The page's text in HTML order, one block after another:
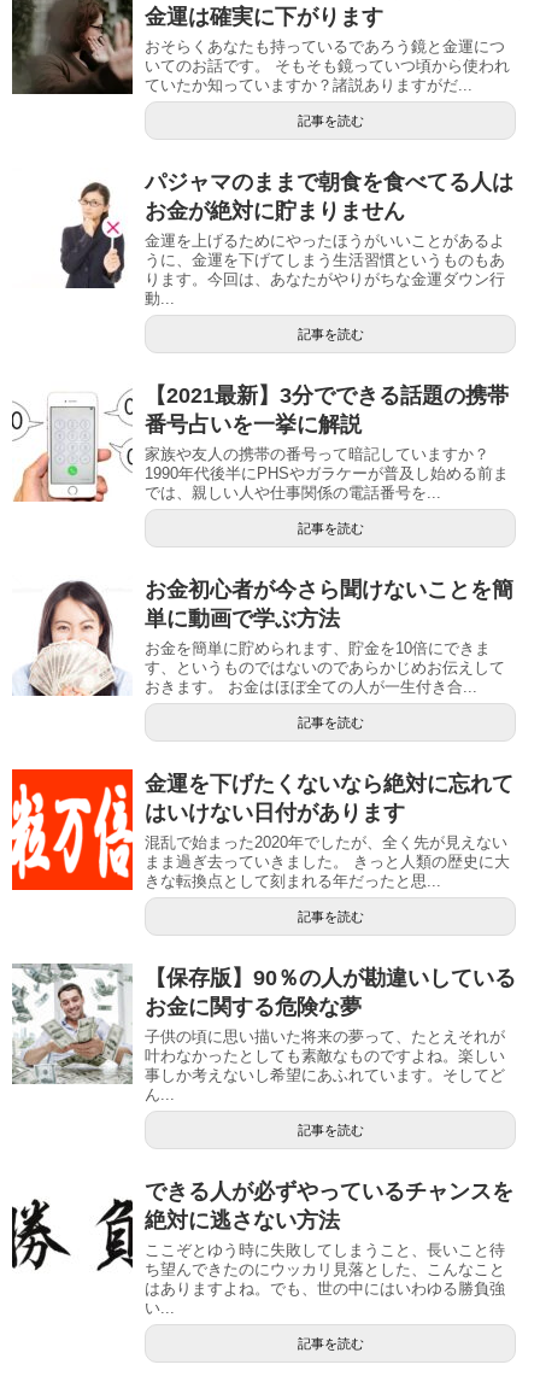
金運は確実に下がります
おそらくあなたも持っているであろう鏡と金運につ
いてのお話です。 そもそも鏡っていつ頃から使われ
ていたか知っていますか？諸説ありますがだ...
記事を読む
パジャマのままで朝食を食べてる人は
お金が絶対に貯まりません
金運を上げるためにやったほうがいいことがあるよ
うに、金運を下げてしまう生活習慣というものもあ
ります。今回は、あなたがやりがちな金運ダウン行
動...
記事を読む
【2021最新】3分でできる話題の携帯
番号占いを一挙に解説
家族や友人の携帯の番号って暗記していますか？
1990年代後半にPHSやガラケーが普及し始める前ま
では、親しい人や仕事関係の電話番号を...
記事を読む
お金初心者が今さら聞けないことを簡
単に動画で学ぶ方法
お金を簡単に貯められます、貯金を10倍にできま
す、というものではないのであらかじめお伝えして
おきます。 お金はほぼ全ての人が一生付き合...
記事を読む
金運を下げたくないなら絶対に忘れて
はいけない日付があります
混乱で始まった2020年でしたが、全く先が見えない
まま過ぎ去っていきました。 きっと人類の歴史に大
きな転換点として刻まれる年だったと思...
記事を読む
【保存版】90％の人が勘違いしている
お金に関する危険な夢
子供の頃に思い描いた将来の夢って、たとえそれが
叶わなかったとしても素敵なものですよね。楽しい
事しか考えないし希望にあふれています。そしてど
ん...
記事を読む
できる人が必ずやっているチャンスを
絶対に逃さない方法
ここぞとゆう時に失敗してしまうこと、長いこと待
ち望んできたのにウッカリ見落とした、こんなこと
はありますよね。でも、世の中にはいわゆる勝負強
い...
記事を読む